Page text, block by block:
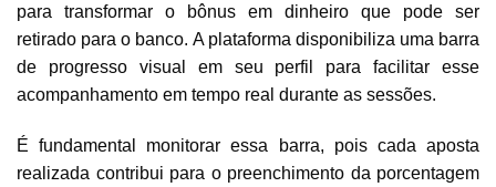
para transformar o bônus em dinheiro que pode ser
retirado para o banco. A plataforma disponibiliza uma barra
de progresso visual em seu perfil para facilitar esse
acompanhamento em tempo real durante as sessões.
É fundamental monitorar essa barra, pois cada aposta
realizada contribui para o preenchimento da porcentagem